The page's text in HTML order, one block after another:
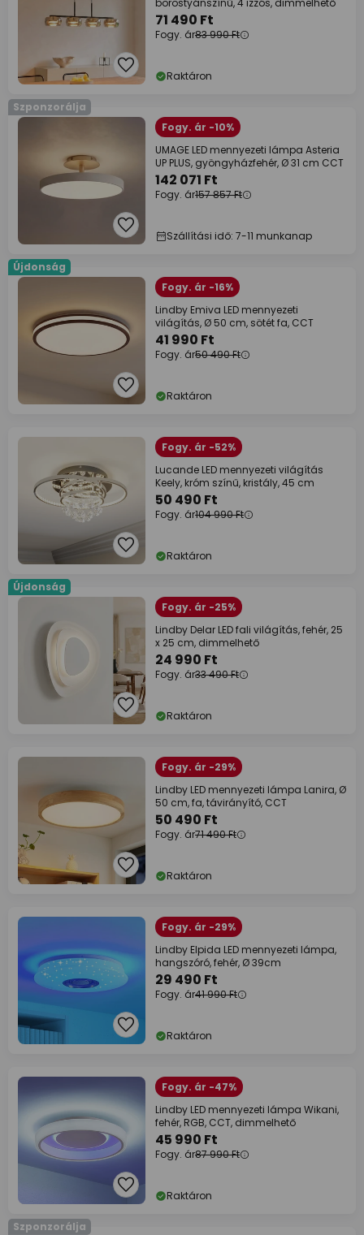
borostyánszínű, 4 izzós, dimmelhető
71 490 Ft
Fogy. ár83 990 Ft
Raktáron
Szponzorálja
Fogy. ár -10%
UMAGE LED mennyezeti lámpa Asteria
UP PLUS, gyöngyházfehér, Ø 31 cm CCT
142 071 Ft
Fogy. ár157 857 Ft
Szállítási idő: 7-11 munkanap
Újdonság
Fogy. ár -16%
Lindby Emiva LED mennyezeti
világítás, Ø 50 cm, sötét fa, CCT
41 990 Ft
Fogy. ár50 490 Ft
Raktáron
Fogy. ár -52%
Lucande LED mennyezeti világítás
Keely, króm színű, kristály, 45 cm
50 490 Ft
Fogy. ár104 990 Ft
Raktáron
Újdonság
Fogy. ár -25%
Lindby Delar LED fali világítás, fehér, 25
x 25 cm, dimmelhető
24 990 Ft
Fogy. ár33 490 Ft
Raktáron
Fogy. ár -29%
Lindby LED mennyezeti lámpa Lanira, Ø
50 cm, fa, távirányító, CCT
50 490 Ft
Fogy. ár71 490 Ft
Raktáron
Fogy. ár -29%
Lindby Elpida LED mennyezeti lámpa,
hangszóró, fehér, Ø 39cm
29 490 Ft
Fogy. ár41 990 Ft
Raktáron
Fogy. ár -47%
Lindby LED mennyezeti lámpa Wikani,
fehér, RGB, CCT, dimmelhető
45 990 Ft
Fogy. ár87 990 Ft
Raktáron
Szponzorálja